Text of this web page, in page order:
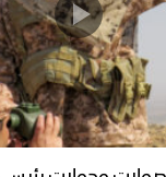
برومو 2 – مشاهد
في محور جيزان